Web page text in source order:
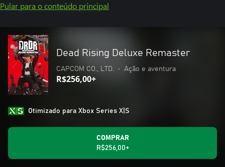
Pular para o conteúdo principal
Dead Rising Deluxe Remaster
CAPCOM CO., LTD. • Ação e aventura
R$256,00+
Otimizado para Xbox Series X|S
COMPRAR
R$256,00+